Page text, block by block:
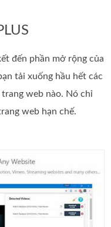
đến phần mở rộng của
tải xuống hầu hết các
web nào. Nó chỉ
web hạn chế.